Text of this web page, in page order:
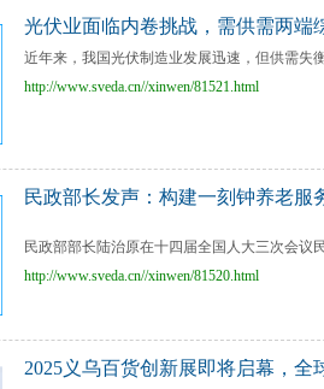
光伏业面临内卷挑战，需供需两端
近年来，我国光伏制造业发展迅速，但供需失
http://www.sveda.cn//xinwen/81521.html
民政部长发声：构建一刻钟养老
民政部部长陆治原在十四届全国人大三次会议
http://www.sveda.cn//xinwen/81520.html
2025义乌百货创新展即将启幕，全